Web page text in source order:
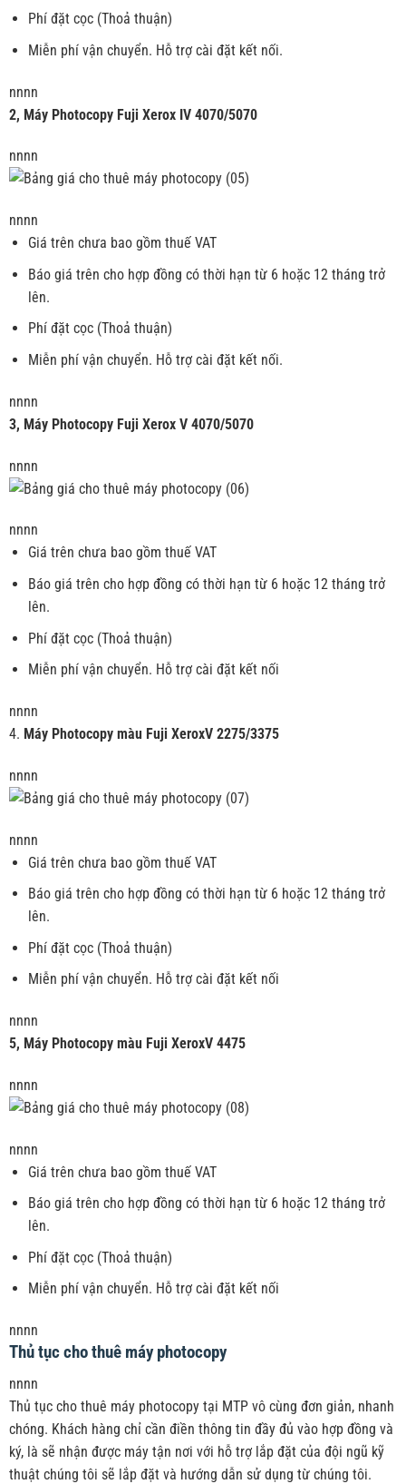
Phí đặt cọc (Thoả thuận)
Miễn phí vận chuyển. Hỗ trợ cài đặt kết nối.
nnnn
2, Máy Photocopy Fuji Xerox IV 4070/5070
nnnn
nnnn
Giá trên chưa bao gồm thuế VAT
Báo giá trên cho hợp đồng có thời hạn từ 6 hoặc 12 tháng trở
lên.
Phí đặt cọc (Thoả thuận)
Miễn phí vận chuyển. Hỗ trợ cài đặt kết nối.
nnnn
3, Máy Photocopy Fuji Xerox V 4070/5070
nnnn
nnnn
Giá trên chưa bao gồm thuế VAT
Báo giá trên cho hợp đồng có thời hạn từ 6 hoặc 12 tháng trở
lên.
Phí đặt cọc (Thoả thuận)
Miễn phí vận chuyển. Hỗ trợ cài đặt kết nối
nnnn
4. Máy Photocopy màu Fuji XeroxV 2275/3375
nnnn
nnnn
Giá trên chưa bao gồm thuế VAT
Báo giá trên cho hợp đồng có thời hạn từ 6 hoặc 12 tháng trở
lên.
Phí đặt cọc (Thoả thuận)
Miễn phí vận chuyển. Hỗ trợ cài đặt kết nối
nnnn
5, Máy Photocopy màu Fuji XeroxV 4475
nnnn
nnnn
Giá trên chưa bao gồm thuế VAT
Báo giá trên cho hợp đồng có thời hạn từ 6 hoặc 12 tháng trở
lên.
Phí đặt cọc (Thoả thuận)
Miễn phí vận chuyển. Hỗ trợ cài đặt kết nối
nnnn
Thủ tục cho thuê máy photocopy
nnnn
Thủ tục cho thuê máy photocopy tại MTP vô cùng đơn giản, nhanh
chóng. Khách hàng chỉ cần điền thông tin đầy đủ vào hợp đồng và
ký, là sẽ nhận được máy tận nơi với hỗ trợ lắp đặt của đội ngũ kỹ
thuật chúng tôi sẽ lắp đặt và hướng dẫn sử dụng từ chúng tôi.